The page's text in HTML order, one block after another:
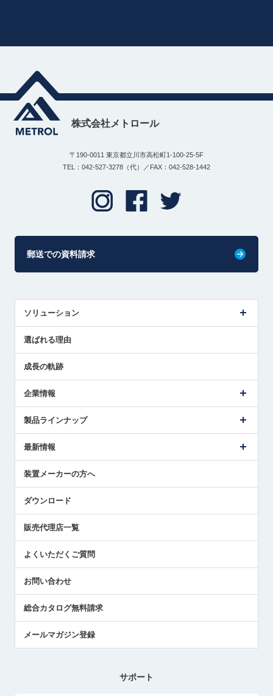
株式会社メトロール
〒190-0011 東京都立川市高松町1-100-25-5F
TEL：042-527-3278（代）／FAX：042-528-1442
郵送での資料請求
ソリューション
解決策提案
選ばれる理由
成長の軌跡
企業情報
ごあいさつ
受賞履歴
採用情報
国/地域/言語
製品ラインナップ
ツールセッタ製品
エアマイクロセンサ製品
最新情報
メトロールの技術
社員ブログ
中小企業のBCP地震対策
センサのテクニカルガイド
社長ブログ
装置メーカーの方へ
ダウンロード
販売代理店一覧
よくいただくご質問
お問い合わせ
総合カタログ無料請求
メールマガジン登録
サポート